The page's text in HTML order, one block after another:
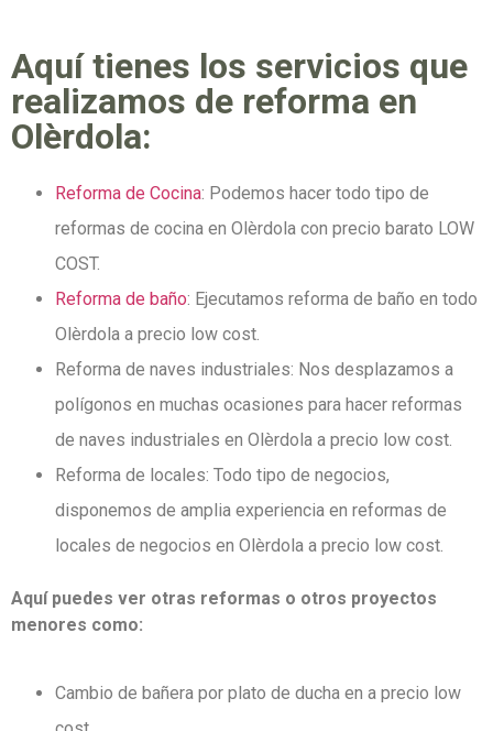
Aquí tienes los servicios que
realizamos de reforma en
Olèrdola:
Reforma de Cocina: Podemos hacer todo tipo de
reformas de cocina en Olèrdola con precio barato LOW
COST.
Reforma de baño: Ejecutamos reforma de baño en todo
Olèrdola a precio low cost.
Reforma de naves industriales: Nos desplazamos a
polígonos en muchas ocasiones para hacer reformas
de naves industriales en Olèrdola a precio low cost.
Reforma de locales: Todo tipo de negocios,
disponemos de amplia experiencia en reformas de
locales de negocios en Olèrdola a precio low cost.
Aquí puedes ver otras reformas o otros proyectos
menores como:
Cambio de bañera por plato de ducha en a precio low